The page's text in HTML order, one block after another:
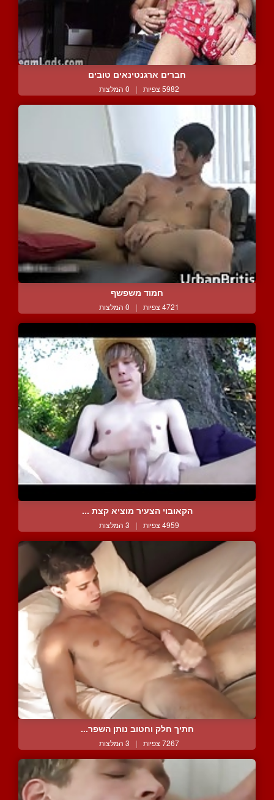
חברים ארגנטינאים טובים
5982 צפיות | 0 המלצות
חמוד משפשף
4721 צפיות | 0 המלצות
הקאובוי הצעיר מוציא קצת ...
4959 צפיות | 3 המלצות
חתיך חלק וחטוב נותן השפר...
7267 צפיות | 3 המלצות